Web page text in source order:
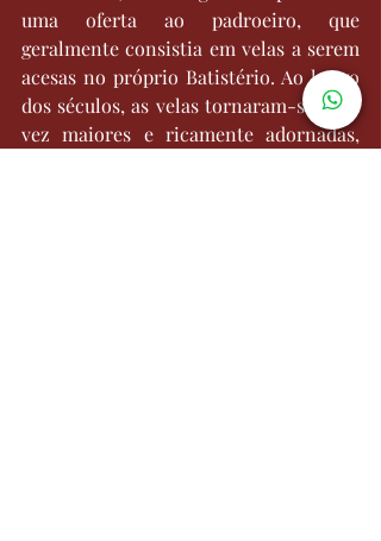
uma oferta ao padroeiro, que
geralmente consistia em velas a serem
acesas no próprio Batistério. Ao longo
dos séculos, as velas tornaram-se cada
vez maiores e ricamente adornadas,